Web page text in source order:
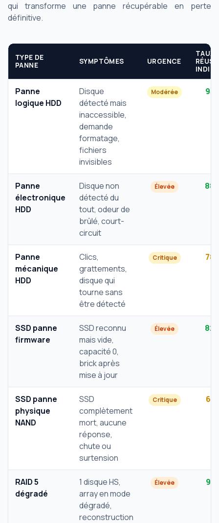
qui transforme une panne récupérable en perte
définitive.
TYPE DE
PANNE
SYMPTÔMES URGENCE
TAUX
Panne
logique HDD
Disque
détecté mais
inaccessible,
demande
formatage,
fichiers
invisibles
Modérée
Panne
électronique
HDD
Disque non
détecté du
tout, odeur de
brûlé, court-
circuit
Élevée
Panne
mécanique
HDD
Clics,
grattements,
disque qui
tourne sans
être détecté
Critique
SSD panne
firmware
SSD reconnu
mais vide,
capacité 0,
brick après
mise à jour
Élevée
SSD panne
physique
NAND
SSD
complètement
mort, aucune
réponse,
chute ou
surtension
Critique
RAID 5
dégradé
1 disque HS,
array en mode
dégradé,
reconstruction
Élevée